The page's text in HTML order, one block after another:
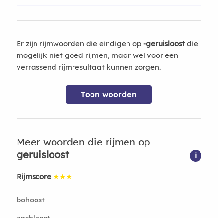
Er zijn rijmwoorden die eindigen op -geruisloostdie
mogelijk niet goed rijmen, maar wel voor een
verrassend rijmresultaat kunnen zorgen.
Toon woorden
Meer woorden die rijmen op
geruisloost
i
Rijmscore ★★★
bohoost